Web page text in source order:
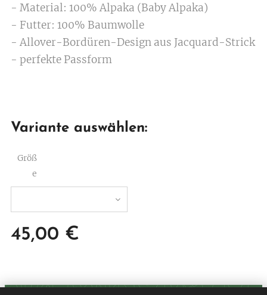
- Material: 100% Alpaka (Baby Alpaka)
- Futter: 100% Baumwolle
- Allover-Bordüren-Design aus Jacquard-Strick
- perfekte Passform
Variante auswählen:
Größ
e
45,00 €